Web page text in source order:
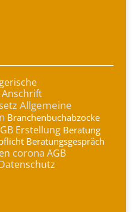
Anschrift
Allgemeine
Branchenbuchabzocke
Erstellung Beratung
Beratungsgespräch
corona AGB